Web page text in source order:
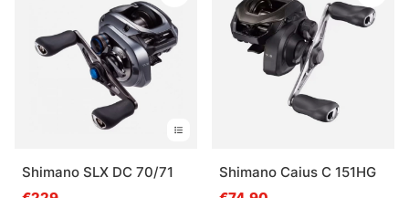
Shimano SLX DC 70/71
Shimano Caius C 151HG